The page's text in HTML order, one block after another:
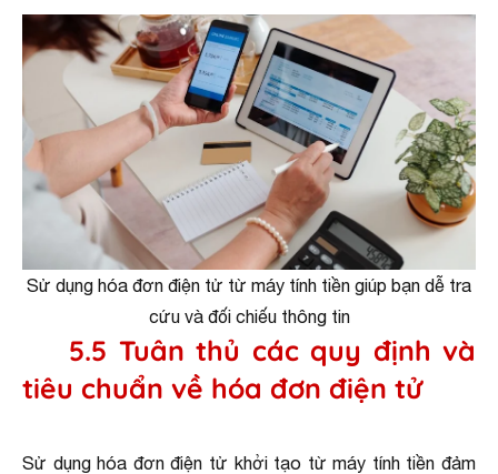
Sử dụng hóa đơn điện tử từ máy tính tiền giúp bạn dễ tra
cứu và đối chiếu thông tin
5.5 Tuân thủ các quy định và
tiêu chuẩn về hóa đơn điện tử
Sử dụng hóa đơn điện tử khởi tạo từ máy tính tiền đảm